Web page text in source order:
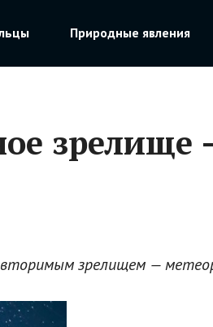
Природные явления
зрелище
зрелищем —